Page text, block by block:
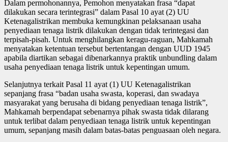
Dalam permohonannya, Pemohon menyatakan frasa “dapat
dilakukan secara terintegrasi” dalam Pasal 10 ayat (2) UU
Ketenagalistrikan membuka kemungkinan pelaksanaan usaha
penyediaan tenaga listrik dilakukan dengan tidak terintegasi dan
terpisah-pisah. Untuk menghilangkan keragu-raguan, Mahkamah
menyatakan ketentuan tersebut bertentangan dengan UUD 1945
apabila diartikan sebagai dibenarkannya praktik unbundling dalam
usaha penyediaan tenaga listrik untuk kepentingan umum.
Selanjutnya terkait Pasal 11 ayat (1) UU Ketenagalistrikan
sepanjang frasa “badan usaha swasta, koperasi, dan swadaya
masyarakat yang berusaha di bidang penyediaan tenaga listrik”,
Mahkamah berpendapat sebenarnya pihak swasta tidak dilarang
untuk terlibat dalam penyediaan tenaga listrik untuk kepentingan
umum, sepanjang masih dalam batas-batas penguasaan oleh negara.